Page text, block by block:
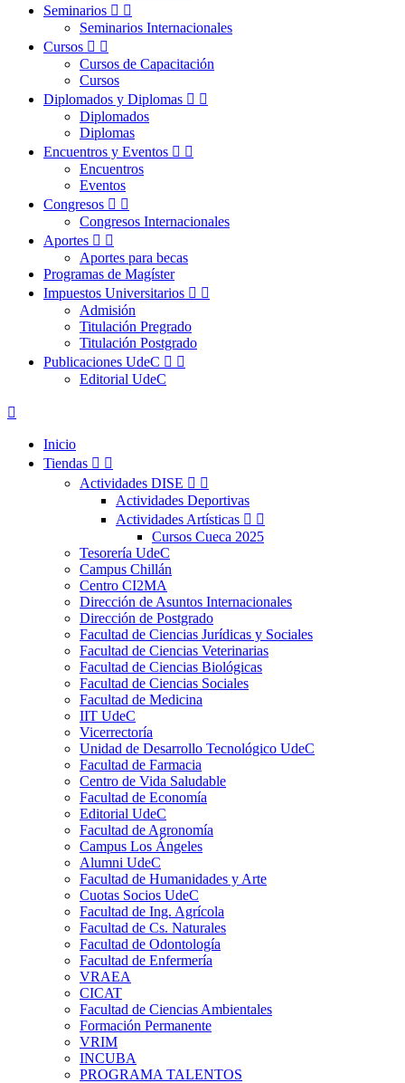
Seminarios  
Seminarios Internacionales
Cursos  
Cursos de Capacitación
Cursos
Diplomados y Diplomas  
Diplomados
Diplomas
Encuentros y Eventos  
Encuentros
Eventos
Congresos  
Congresos Internacionales
Aportes  
Aportes para becas
Programas de Magíster
Impuestos Universitarios  
Admisión
Titulación Pregrado
Titulación Postgrado
Publicaciones UdeC  
Editorial UdeC

Inicio
Tiendas  
Actividades DISE  
Actividades Deportivas
Actividades Artísticas  
Cursos Cueca 2025
Tesorería UdeC
Campus Chillán
Centro CI2MA
Dirección de Asuntos Internacionales
Dirección de Postgrado
Facultad de Ciencias Jurídicas y Sociales
Facultad de Ciencias Veterinarias
Facultad de Ciencias Biológicas
Facultad de Ciencias Sociales
Facultad de Medicina
IIT UdeC
Vicerrectoría
Unidad de Desarrollo Tecnológico UdeC
Facultad de Farmacia
Centro de Vida Saludable
Facultad de Economía
Editorial UdeC
Facultad de Agronomía
Campus Los Ángeles
Alumni UdeC
Facultad de Humanidades y Arte
Cuotas Socios UdeC
Facultad de Ing. Agrícola
Facultad de Cs. Naturales
Facultad de Odontología
Facultad de Enfermería
VRAEA
CICAT
Facultad de Ciencias Ambientales
Formación Permanente
VRIM
INCUBA
PROGRAMA TALENTOS